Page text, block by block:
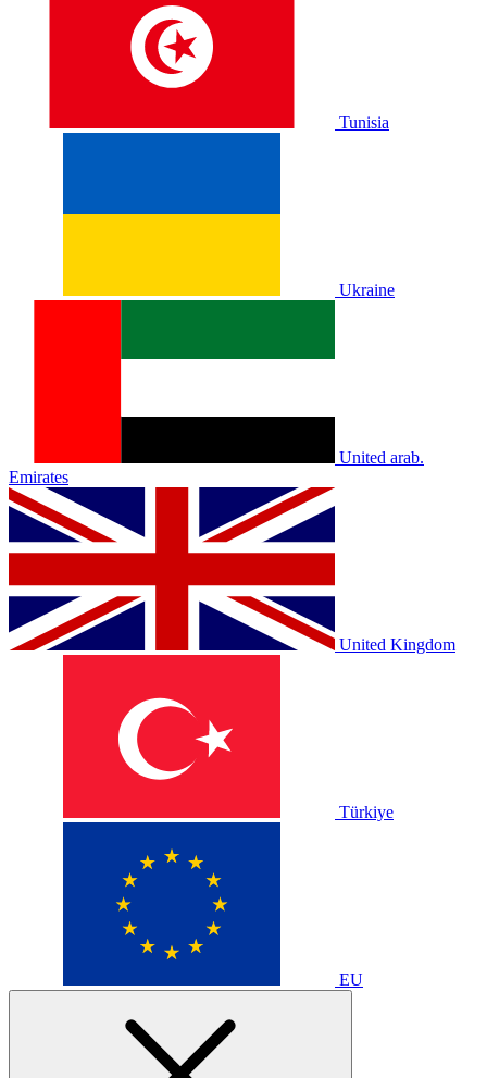
Tunisia
Ukraine
United arab.
Emirates
United Kingdom
Türkiye
EU